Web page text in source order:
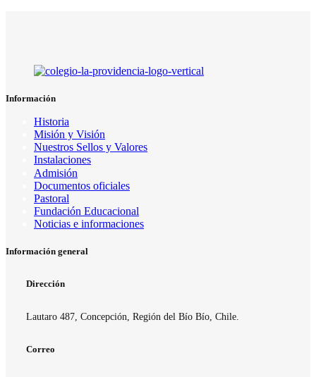
Información
Historia
Misión y Visión
Nuestros Sellos y Valores
Instalaciones
Admisión
Documentos oficiales
Pastoral
Fundación Educacional
Noticias e informaciones
Información general
Dirección
Lautaro 487, Concepción, Región del Bío Bío, Chile.
Correo